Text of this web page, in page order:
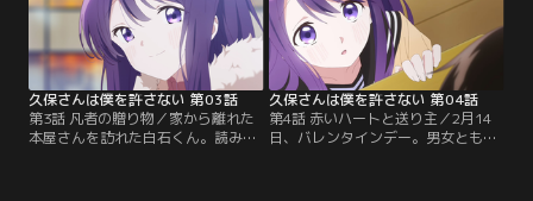
気付かれないのか気になった久保さ
んは「授業中、立っても気づかれな
かったりして」と…。
功する。久保さんはそこまで白石く
んが好きになっている漫画に興味を
抱き…。
久保さんは僕を許さない 第03話
第3話 凡者の贈り物／家から離れた
本屋さんを訪れた白石くん。読み捨
久保さんは僕を許さない 第04話
第4話 赤いハートと送り主／2月14
日、バレンタインデー。男女ともに